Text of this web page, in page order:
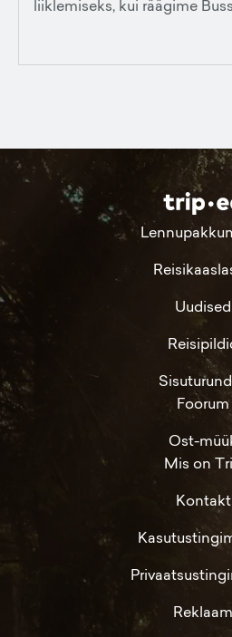
liiklemiseks, kui räägime
Uudised
Foorum
Ost-
Mis on
Kontakt
Reklaam